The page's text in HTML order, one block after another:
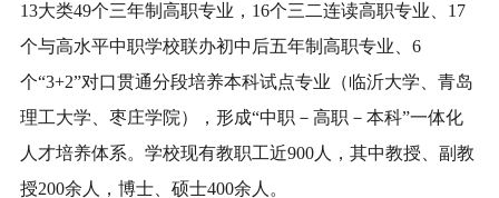
13大类49个三年制高职专业，16个三二连读高职专业、17
个与高水平中职学校联办初中后五年制高职专业、6
个“3+2”对口贯通分段培养本科试点专业（临沂大学、青岛
理工大学、枣庄学院），形成“中职－高职－本科”一体化
人才培养体系。学校现有教职工近900人，其中教授、副教
授200余人，博士、硕士400余人。